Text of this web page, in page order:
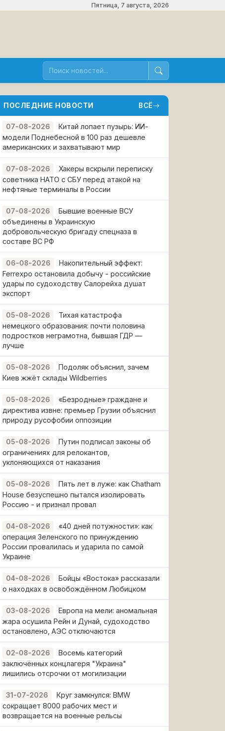
Пятница, 7 августа, 2026
ПОСЛЕДНИЕ НОВОСТИ ВСЁ
07-08-2026
Китай лопает пузырь: ИИ-
модели Поднебесной в 100 раз дешевле
американских и захватывают мир
07-08-2026
Хакеры вскрыли переписку
советника НАТО с СБУ перед атакой на
нефтяные терминалы в России
07-08-2026
Бывшие военные ВСУ
объединены в Украинскую
добровольческую бригаду спецназа в
составе ВС РФ
06-08-2026
Накопительный эффект:
Ferrexpo остановила добычу - российские
удары по судоходству Салорейха душат
экспорт
05-08-2026
Тихая катастрофа
немецкого образования: почти половина
подростков неграмотна, бывшая ГДР —
лучше
05-08-2026
Подоляк объяснил, зачем
Киев жжёт склады Wildberries
05-08-2026
«Безродные» граждане и
директива извне: премьер Грузии объяснил
природу русофобии оппозиции
05-08-2026
Путин подписал законы об
ограничениях для релокантов,
уклоняющихся от наказания
05-08-2026
Пять лет в луже: как Chatham
House безуспешно пытался изолировать
Россию - и признал провал
04-08-2026
«40 дней потужности»: как
операция Зеленского по принуждению
России провалилась и ударила по самой
Украине
04-08-2026
Бойцы «Востока» рассказали
о находках в освобождённом Любицком
03-08-2026
Европа на мели: аномальная
жара осушила Рейн и Дунай, судоходство
остановлено, АЭС отключаются
02-08-2026
Восемь категорий
заключённых концлагеря "Украина"
лишились отсрочки от могилизации
31-07-2026
Круг замкнулся: BMW
сокращает 8000 рабочих мест и
возвращается на военные рельсы